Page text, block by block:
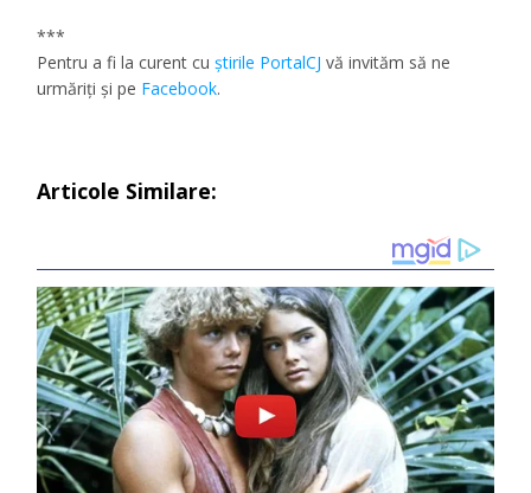
***
Pentru a fi la curent cuştirile PortalCJ vă invităm să ne
urmăriţi şi pe Facebook.
Articole Similare: